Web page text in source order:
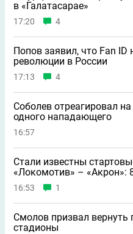
в «Галатасарае»
17:20 4
Попов заявил, что Fan
революции в России
17:13 4
Соболев отреагировал
одного нападающего
16:57
Стали известны
«Локомотив» – «Акрон»:
16:53 1
Смолов призвал вернуть
стадионы